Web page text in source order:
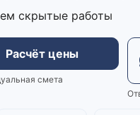
скрытые работы
Расчёт цены
смета